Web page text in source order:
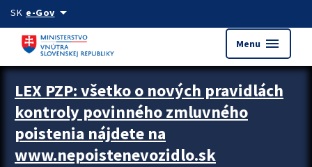
Preskocit na hlavný obsah
SK e-Govarrow_drop_down
Menu menu
Zastavit automatický posun upútavok
LEX PZP: všetko o nových pravidlách
kontroly povinného zmluvného
poistenia nájdete na
www.nepoistenevozidlo.sk